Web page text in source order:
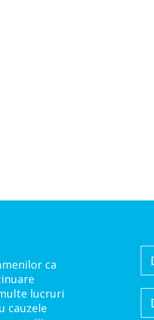
ca
lucruri
cauzele